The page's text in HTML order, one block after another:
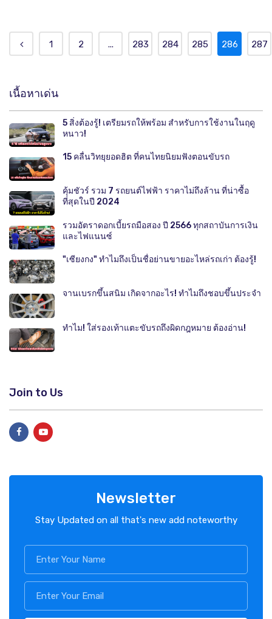
1 2 ... 283 284 285 286 287
เนื้อหาเด่น
5 สิ่งต้องรู้! เตรียมรถให้พร้อม สำหรับการใช้งานในฤดู
หนาว!
15 คลื่นวิทยุยอดฮิต ที่คนไทยนิยมฟังตอนขับรถ
คุ้มชัวร์ รวม 7 รถยนต์ไฟฟ้า ราคาไม่ถึงล้าน ที่น่าซื้อ
ที่สุดในปี 2024
รวมอัตราดอกเบี้ยรถมือสอง ปี 2566 ทุกสถาบันการเงิน
และไฟแนนซ์
"เซียงกง" ทำไมถึงเป็นชื่อย่านขายอะไหล่รถเก่า ต้องรู้!
จานเบรกขึ้นสนิม เกิดจากอะไร! ทำไมถึงชอบขึ้นประจำ
ทำไม! ใส่รองเท้าแตะขับรถถึงผิดกฎหมาย ต้องอ่าน!
Join to Us
Newsletter
Stay Updated on all that's new add noteworthy